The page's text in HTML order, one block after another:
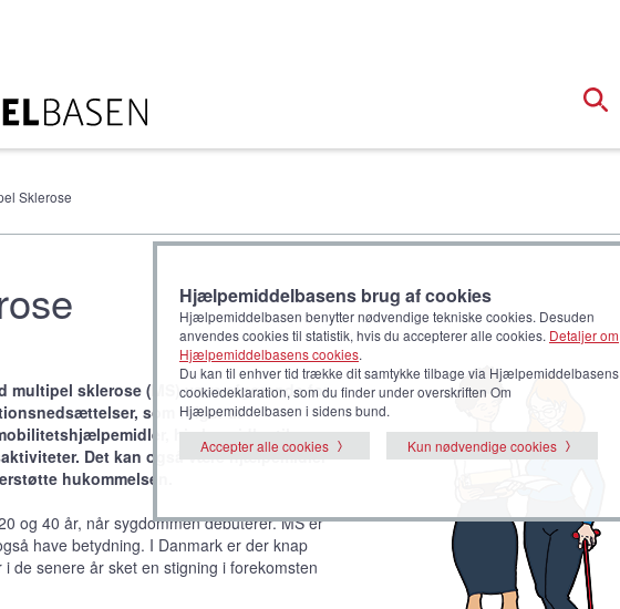
Sklerose
multipel sklerose (MS) være afgørende for
som følger af
hjælpemidler til
Det kan også være hjælpemidler
hukommelsen.
og 40 år, når sygdommen debuterer. MS er
have betydning. I Danmark er der knap
de senere år sket en stigning i forekomsten
Hjælpemiddelbasens brug af cookies
Hjælpemiddelbasen benytter nødvendige tekniske cookies. Desuden
anvendes cookies til statistik, hvis du accepterer alle cookies. Detaljer om
Hjælpemiddelbasens cookies.
Du kan til enhver tid trække dit samtykke tilbage via Hjælpemiddelbasens
cookiedeklaration, som du finder under overskriften Om
Hjælpemiddelbasen i sidens bund.
Accepter alle cookies
Kun nødvendige cookies